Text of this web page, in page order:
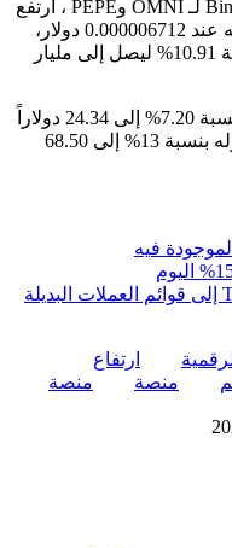
وفي الوقت نفسه، بعد إعلان دعم Binance لـ OMNI وPEPE ، ارتفع
سعر Pepe Coin بنسبة 4.59% وتم تداوله عند 0.000006712 دولار،
بينما ارتفع حجم التداول ليوم واحد بنسبة 10.91% ليصل إلى مليار
من ناحية أخرى، انخفض سعر OMNI بنسبة 7.20% إلى 24.34 دولاراً
في الوقت نفسه، مع انخفاض حجم تداوله بنسبة 13% إلى 68.50
ارتفاع
منصة
منصة